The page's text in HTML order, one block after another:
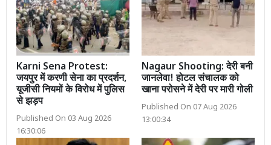
Karni Sena Protest:
जयपुर में करणी सेना का प्रदर्शन,
यूजीसी नियमों के विरोध में पुलिस
से झड़प
Published On 03 Aug 2026
16:30:06
Nagaur Shooting: देरी बनी
जानलेवा! होटल संचालक को
खाना परोसने में देरी पर मारी गोली
Published On 07 Aug 2026
13:00:34